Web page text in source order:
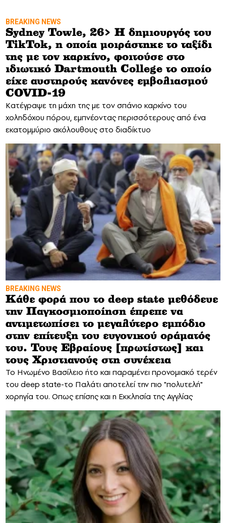
BREAKING NEWS
Sydney Towle, 26> Η δημιουργός του
TikTok, η οποία μοιράστηκε το ταξίδι
της με τον καρκίνο, φοιτούσε στο
ιδιωτικό Dartmouth College το οποίο
είχε αυστηρούς κανόνες εμβολιασμού
COVID-19
Kατέγραψε τη μάχη της με τον σπάνιο καρκίνο του
χοληδόχου πόρου, εμπνέοντας περισσότερους από ένα
εκατομμύριο ακόλουθους στο διαδίκτυο
BREAKING NEWS
Κάθε φορά που το deep state μεθόδευε
την Παγκοσμιοποίηση έπρεπε να
αντιμετωπίσει το μεγαλύτερο εμπόδιο
στην επίτευξη του ευγονικού οράματός
του. Τους Εβραίους [πρωτίστως] και
τους Χριστιανούς στη συνέχεια
Το Ηνωμένο Βασίλειο ήτο και παραμένει προνομιακό τερέν
του deep state-το Παλάτι αποτελεί την πιο "πολυτελή"
χορηγία του. Οπως επίσης και η Εκκλησία της Αγγλίας